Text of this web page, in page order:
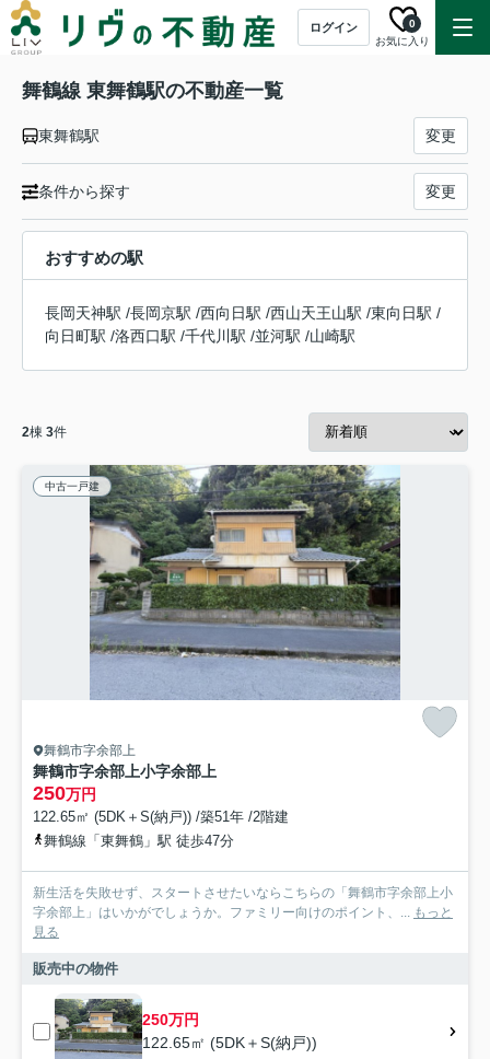
ログイン
お気に入り
0
舞鶴線 東舞鶴駅の不動産一覧
東舞鶴駅 変更
条件から探す 変更
おすすめの駅
長岡天神駅 /長岡京駅 /西向日駅 /西山天王山駅 /東向日駅 /
向日町駅 /洛西口駅 /千代川駅 /並河駅 /山崎駅
2棟 3件
中古一戸建
舞鶴市字余部上
舞鶴市字余部上小字余部上
250万円
122.65㎡ (5DK＋S(納戸)) /築51年 /2階建
舞鶴線「東舞鶴」駅 徒歩47分
新生活を失敗せず、スタートさせたいならこちらの「舞鶴市字余部上小
字余部上」はいかがでしょうか。ファミリー向けのポイント、... もっと
見る
販売中の物件
250万円
122.65㎡ (5DK＋S(納戸))